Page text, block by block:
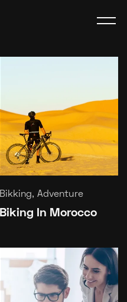
Bikking, Adventure
Biking In Morocco